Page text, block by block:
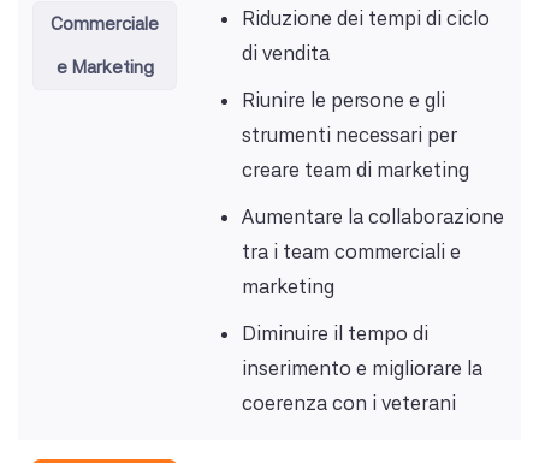
Commerciale
e Marketing
Riduzione dei tempi di ciclo
di vendita
Riunire le persone e gli
strumenti necessari per
creare team di marketing
Aumentare la collaborazione
tra i team commerciali e
marketing
Diminuire il tempo di
inserimento e migliorare la
coerenza con i veterani